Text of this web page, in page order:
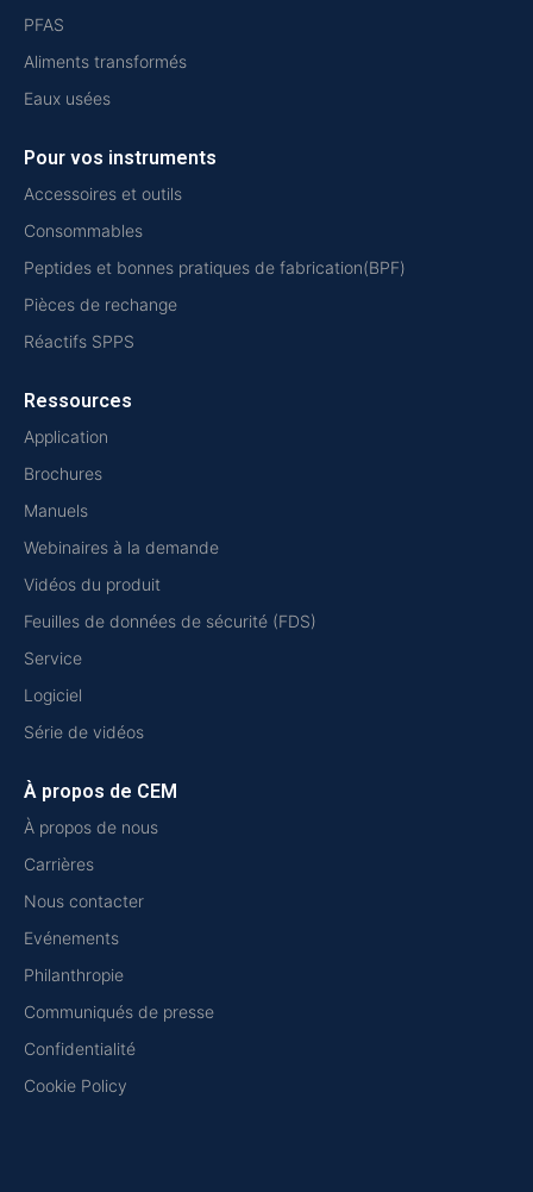
PFAS
Aliments transformés
Eaux usées
Pour vos instruments
Accessoires et outils
Consommables
Peptides et bonnes pratiques de fabrication(BPF)
Pièces de rechange
Réactifs SPPS
Ressources
Application
Brochures
Manuels
Webinaires à la demande
Vidéos du produit
Feuilles de données de sécurité (FDS)
Service
Logiciel
Série de vidéos
À propos de CEM
À propos de nous
Carrières
Nous contacter
Evénements
Philanthropie
Communiqués de presse
Confidentialité
Cookie Policy